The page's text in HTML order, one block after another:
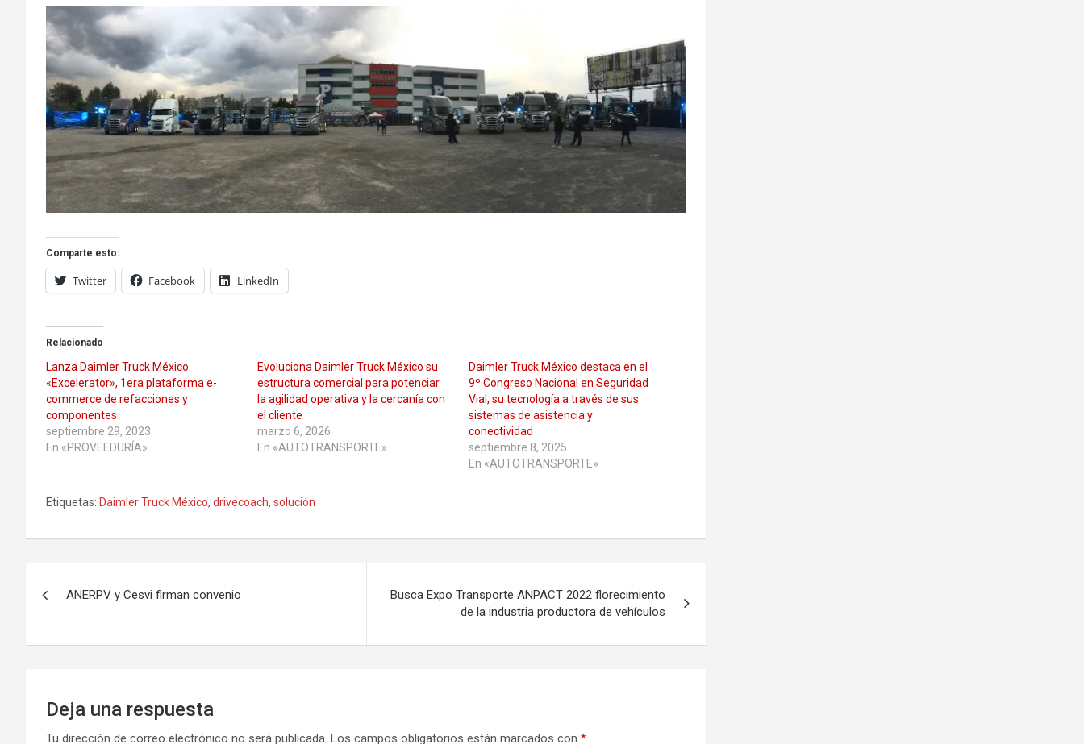
Comparte esto:
Twitter Facebook LinkedIn
Relacionado
Lanza Daimler Truck México
«Excelerator», 1era plataforma e-
commerce de refacciones y
componentes
septiembre 29, 2023
En «PROVEEDURÍA»
Evoluciona Daimler Truck México su
estructura comercial para potenciar
la agilidad operativa y la cercanía con
el cliente
marzo 6, 2026
En «AUTOTRANSPORTE»
Daimler Truck México destaca en el
9º Congreso Nacional en Seguridad
Vial, su tecnología a través de sus
sistemas de asistencia y
conectividad
septiembre 8, 2025
En «AUTOTRANSPORTE»
Etiquetas: Daimler Truck México, drivecoach, solución
entradas
ANERPV y Cesvi firman convenio
Busca Expo Transporte ANPACT 2022 florecimiento
de la industria productora de vehículos
Deja una respuesta
Tu dirección de correo electrónico no será publicada. Los campos obligatorios están marcados con *